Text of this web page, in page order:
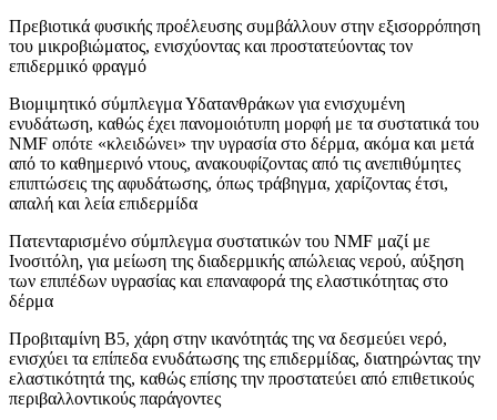
Πρεβιοτικά φυσικής προέλευσης συμβάλλουν στην εξισορρόπηση
του μικροβιώματος, ενισχύοντας και προστατεύοντας τον
επιδερμικό φραγμό
Βιομιμητικό σύμπλεγμα Υδατανθράκων για ενισχυμένη
ενυδάτωση, καθώς έχει πανομοιότυπη μορφή με τα συστατικά του
NMF οπότε «κλειδώνει» την υγρασία στο δέρμα, ακόμα και μετά
από το καθημερινό ντους, ανακουφίζοντας από τις ανεπιθύμητες
επιπτώσεις της αφυδάτωσης, όπως τράβηγμα, χαρίζοντας έτσι,
απαλή και λεία επιδερμίδα
Πατενταρισμένο σύμπλεγμα συστατικών του NMF μαζί με
Ινοσιτόλη, για μείωση της διαδερμικής απώλειας νερού, αύξηση
των επιπέδων υγρασίας και επαναφορά της ελαστικότητας στο
δέρμα
Προβιταμίνη Β5, χάρη στην ικανότητάς της να δεσμεύει νερό,
ενισχύει τα επίπεδα ενυδάτωσης της επιδερμίδας, διατηρώντας την
ελαστικότητά της, καθώς επίσης την προστατεύει από επιθετικούς
περιβαλλοντικούς παράγοντες